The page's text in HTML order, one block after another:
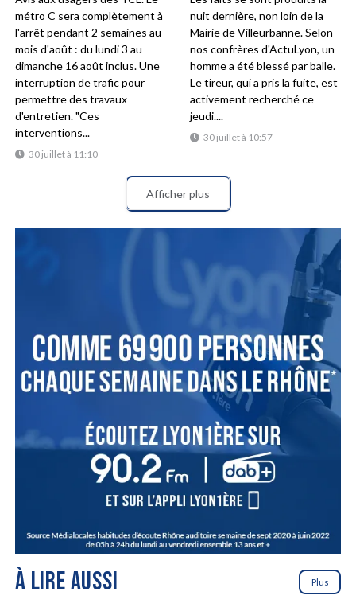
30 juillet à 11:10
métro C sera complètement à
l'arrêt pendant 2 semaines au
mois d'août : du lundi 3 au
dimanche 16 août inclus. Une
interruption de trafic pour
permettre des travaux
d'entretien. "Ces
interventions...
30 juillet à 10:57
nuit dernière, non loin de la
Mairie de Villeurbanne. Selon
nos confrères d'ActuLyon, un
homme a été blessé par balle.
Le tireur, qui a pris la fuite, est
activement recherché ce
jeudi....
Afficher plus
À LIRE AUSSI Plus